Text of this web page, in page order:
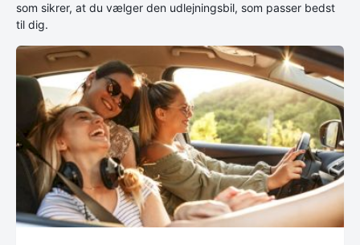
som sikrer, at du vælger den udlejningsbil, som passer bedst
til dig.